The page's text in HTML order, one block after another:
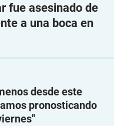
fue asesinado de
a una boca en
desde este
pronosticando